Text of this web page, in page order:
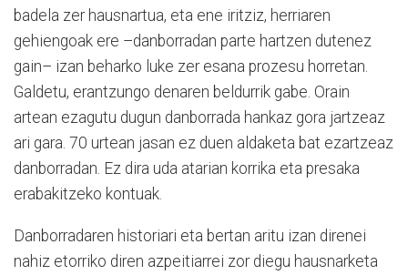
badela zer hausnartua, eta ene iritziz, herriaren
gehiengoak ere –danborradan parte hartzen dutenez
gain– izan beharko luke zer esana prozesu horretan.
Galdetu, erantzungo denaren beldurrik gabe. Orain
artean ezagutu dugun danborrada hankaz gora jartzeaz
ari gara. 70 urtean jasan ez duen aldaketa bat ezartzeaz
danborradan. Ez dira uda atarian korrika eta presaka
erabakitzeko kontuak.
Danborradaren historiari eta bertan aritu izan direnei
nahiz etorriko diren azpeitiarrei zor diegu hausnarketa